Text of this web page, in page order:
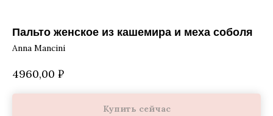
Пальто женское из кашемира и меха соболя
Anna Mancini
4960,00 ₽
Купить сейчас